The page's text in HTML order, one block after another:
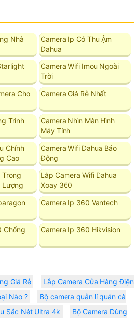
Nhà
Camera Ip Có Thu Ậm
Dahua
Camera Wifi Imou Ngoài
Trời
Cho
Camera Giá Rẻ Nhất
Trình
Camera Nhìn Màn Hình
Máy Tính
Chính
Cao
Camera Wifi Dahua Báo
Động
Trong
Lượng
Lắp Camera Wifi Dahua
Xoay 360
Camera Ip 360 Vantech
Chống
Camera Ip 360 Hikvision
Giá Rẻ
Lắp Camera Cửa Hàng Điện
Nào ?
Bộ camera quản lí quán cà
Sắc Nét Ultra 4k
Bộ Camera Dùng